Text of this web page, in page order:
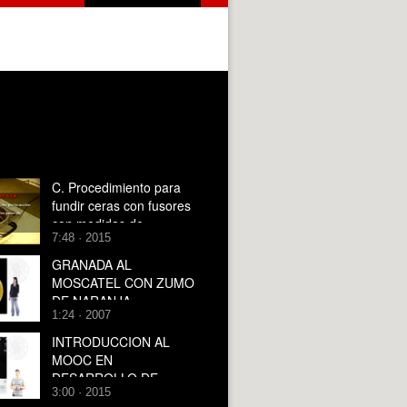
C. Procedimiento para
fundir ceras con fusores
con medidas de
seguridad
7:48 · 2015
GRANADA AL
MOSCATEL CON ZUMO
DE NARANJA
1:24 · 2007
INTRODUCCION AL
MOOC EN
DESARROLLO DE
VIDEOJUEGOS CON
3:00 · 2015